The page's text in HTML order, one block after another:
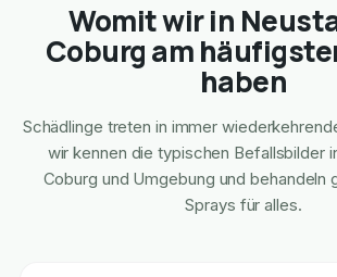
Womit wir in
Coburg am
haben
Schädlinge treten in immer
wir kennen die typischen Befallsbilder
Coburg und Umgebung und behandeln
Sprays für alles.